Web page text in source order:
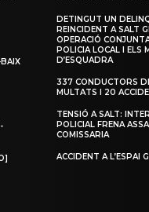
DETINGUT UN
REINCIDENT A SALT
OPERACIÓ
POLICIA LOCAL I ELS
D’ESQUADRA
337 CONDUCTORS
MULTATS I 20
TENSIÓ A SALT:
POLICIAL FRENA
COMISSARIA
ACCIDENT A L’ESPAI